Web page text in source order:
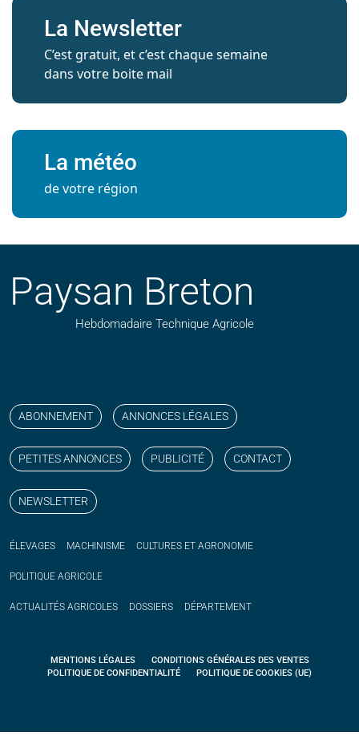
La Newsletter
C’est gratuit, et c’est chaque semaine
dans votre boite mail
La météo
de votre région
Paysan Breton
Hebdomadaire Technique Agricole
ABONNEMENT ANNONCES LÉGALES
PETITES ANNONCES PUBLICITÉ CONTACT
NEWSLETTER
ÉLEVAGES MACHINISME CULTURES ET AGRONOMIE
POLITIQUE AGRICOLE
ACTUALITÉS AGRICOLES DOSSIERS DÉPARTEMENT
MENTIONS LÉGALES
CONDITIONS GÉNÉRALES DES VENTES
POLITIQUE DE CONFIDENTIALITÉ
POLITIQUE DE COOKIES (UE)